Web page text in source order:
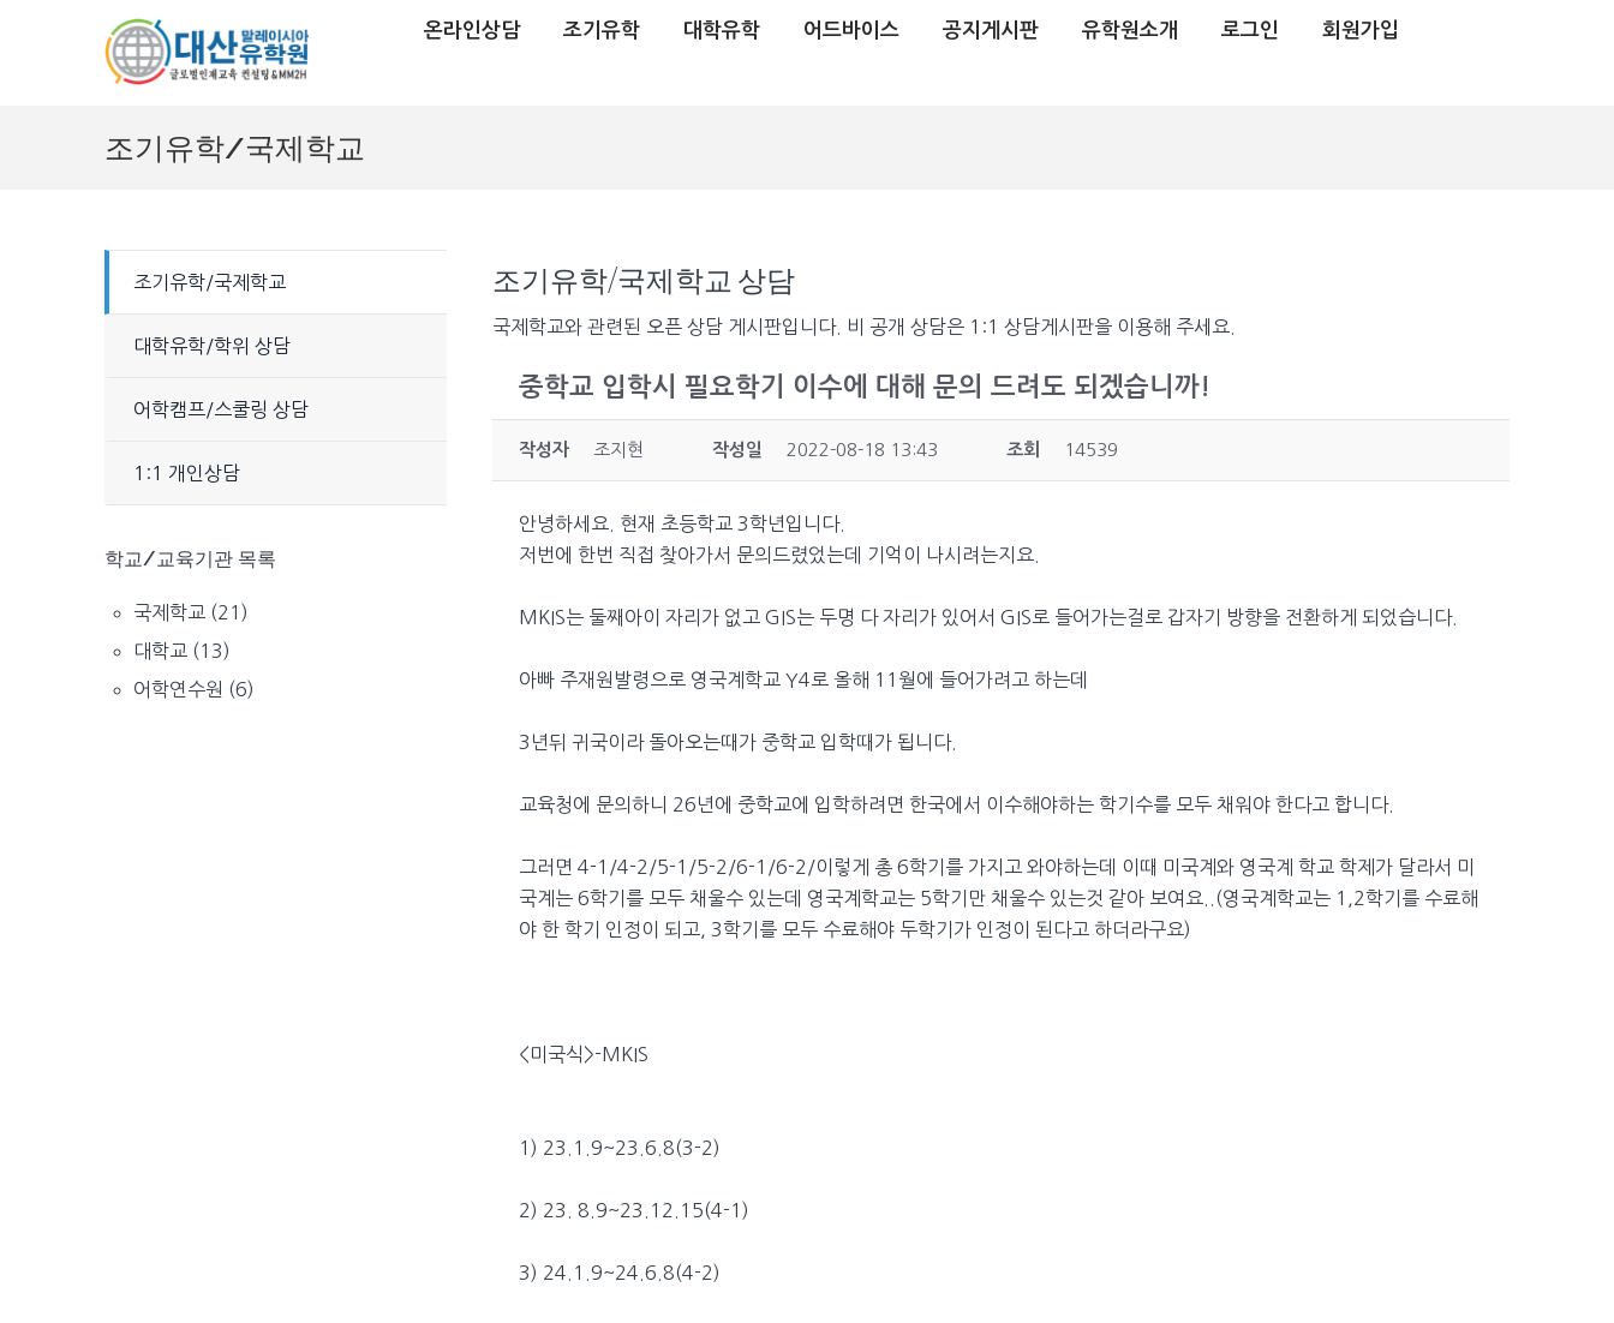
온라인상담 조기유학 대학유학 어드바이스 공지게시판 유학원소개 로그인 회원가입
조기유학/국제학교
조기유학/국제학교
대학유학/학위 상담
어학캠프/스쿨링 상담
1:1 개인상담
학교/교육기관 목록
국제학교 (21)
대학교 (13)
어학연수원 (6)
조기유학/국제학교 상담
국제학교와 관련된 오픈 상담 게시판입니다. 비 공개 상담은 1:1 상담게시판을 이용해 주세요.
중학교 입학시 필요학기 이수에 대해 문의 드려도 되겠습니까!
작성자 조지현 작성일 2022-08-18 13:43 조회 14539
안녕하세요. 현재 초등학교 3학년입니다.
저번에 한번 직접 찾아가서 문의드렸었는데 기억이 나시려는지요.
MKIS는 둘째아이 자리가 없고 GIS는 두명 다 자리가 있어서 GIS로 들어가는걸로 갑자기 방향을 전환하게 되었습니다.
아빠 주재원발령으로 영국계학교 Y4로 올해 11월에 들어가려고 하는데
3년뒤 귀국이라 돌아오는때가 중학교 입학때가 됩니다.
교육청에 문의하니 26년에 중학교에 입학하려면 한국에서 이수해야하는 학기수를 모두 채워야 한다고 합니다.
그러면 4-1/4-2/5-1/5-2/6-1/6-2/이렇게 총 6학기를 가지고 와야하는데 이때 미국계와 영국계 학교 학제가 달라서 미
국계는 6학기를 모두 채울수 있는데 영국계학교는 5학기만 채울수 있는것 같아 보여요..(영국계학교는 1,2학기를 수료해
야 한 학기 인정이 되고, 3학기를 모두 수료해야 두학기가 인정이 된다고 하더라구요)
<미국식>-MKIS
1) 23.1.9~23.6.8(3-2)
2) 23. 8.9~23.12.15(4-1)
3) 24.1.9~24.6.8(4-2)